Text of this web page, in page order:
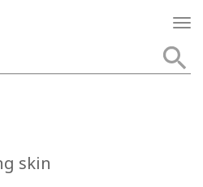
skin